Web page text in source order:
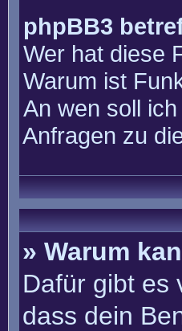
phpBB3
Wer hat diese
Warum ist
An wen soll
Anfragen zu
» Warum
Dafür gibt es
dass dein